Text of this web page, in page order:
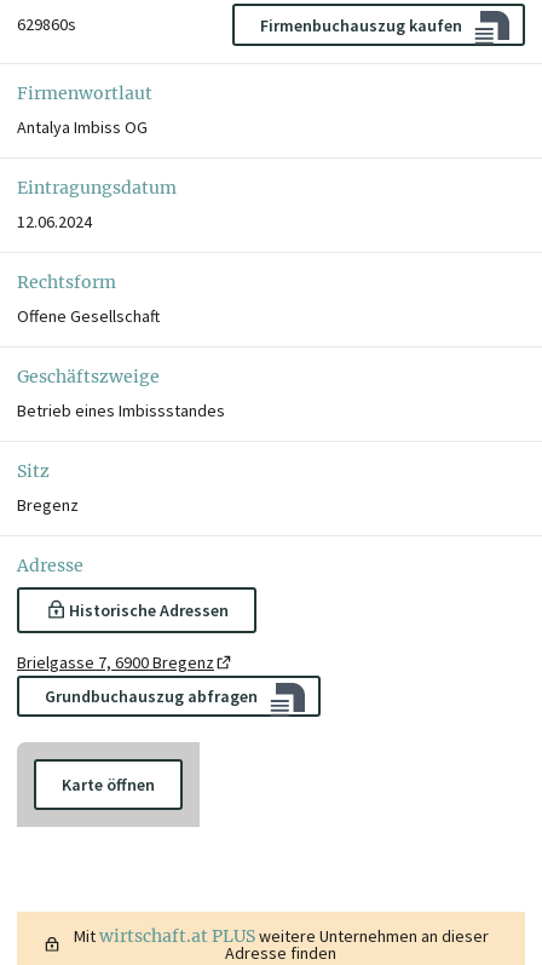
629860s
Firmenbuchauszug kaufen
Firmenwortlaut
Antalya Imbiss OG
Eintragungsdatum
12.06.2024
Rechtsform
Offene Gesellschaft
Geschäftszweige
Betrieb eines Imbissstandes
Sitz
Bregenz
Adresse
Historische Adressen
Brielgasse 7, 6900 Bregenz
Grundbuchauszug abfragen
Karte öffnen
Mitwirtschaft.at PLUSweitere Unternehmen an dieser
Adresse finden